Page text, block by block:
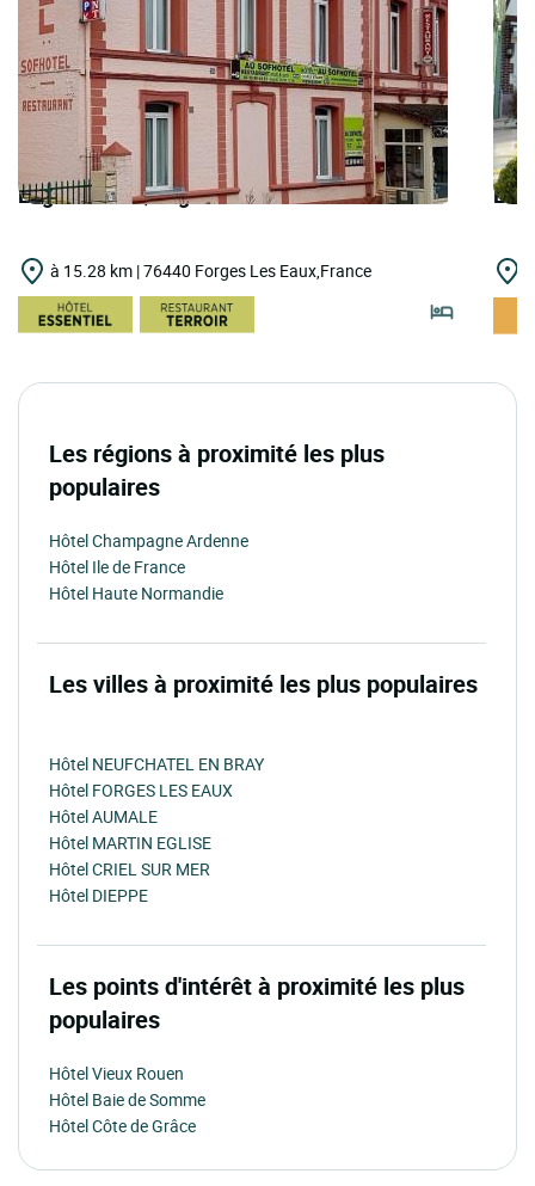
Logis Hôtels | Logis Hôtel Sofhotel
à 15.28 km | 76440 Forges Les Eaux,France
Les régions à proximité les plus
populaires
Hôtel Champagne Ardenne
Hôtel Ile de France
Hôtel Haute Normandie
Les villes à proximité les plus populaires
Hôtel NEUFCHATEL EN BRAY
Hôtel FORGES LES EAUX
Hôtel AUMALE
Hôtel MARTIN EGLISE
Hôtel CRIEL SUR MER
Hôtel DIEPPE
Les points d'intérêt à proximité les plus
populaires
Hôtel Vieux Rouen
Hôtel Baie de Somme
Hôtel Côte de Grâce